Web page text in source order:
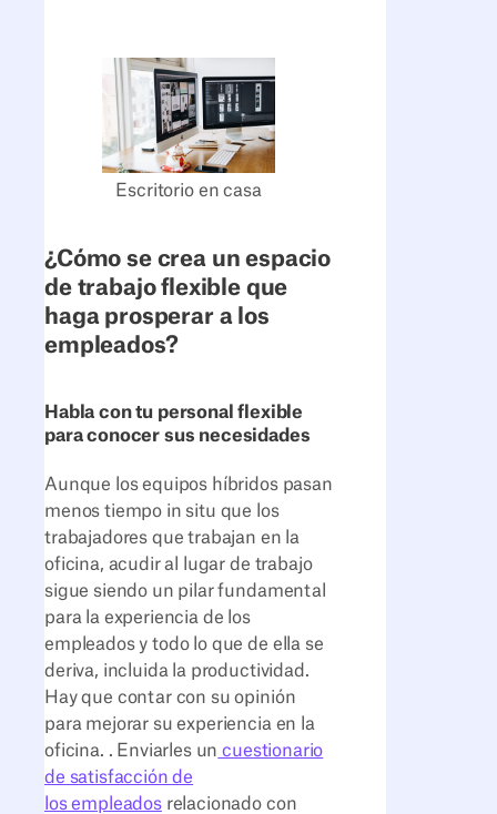
Escritorio en casa
¿Cómo se crea un espacio
de trabajo flexible que
haga prosperar a los
empleados?
Habla con tu personal flexible
para conocer sus necesidades
Aunque los equipos híbridos pasan
menos tiempo in situ que los
trabajadores que trabajan en la
oficina, acudir al lugar de trabajo
sigue siendo un pilar fundamental
para la experiencia de los
empleados y todo lo que de ella se
deriva, incluida la productividad.
Hay que contar con su opinión
para mejorar su experiencia en la
oficina. . Enviarles un cuestionario
de satisfacción de
los empleadosrelacionado con